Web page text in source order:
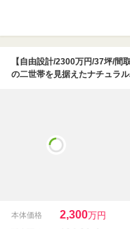
【自由設計/2300万円/37坪/間
の二世帯を見据えたナチュラ
本体価格 2,300万円